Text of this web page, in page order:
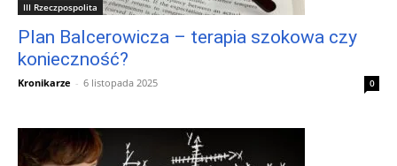
III Rzeczpospolita
Plan Balcerowicza – terapia szokowa czy
konieczność?
Kronikarze - 6 listopada 2025 0